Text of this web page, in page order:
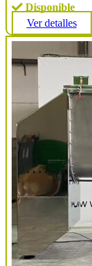
Disponible
Ver detalles